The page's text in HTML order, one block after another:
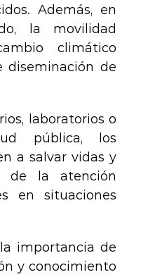
Además, en
la movilidad
climático
diseminación de
laboratorios o
pública, los
a salvar vidas y
de la atención
en situaciones
importancia de
y conocimiento